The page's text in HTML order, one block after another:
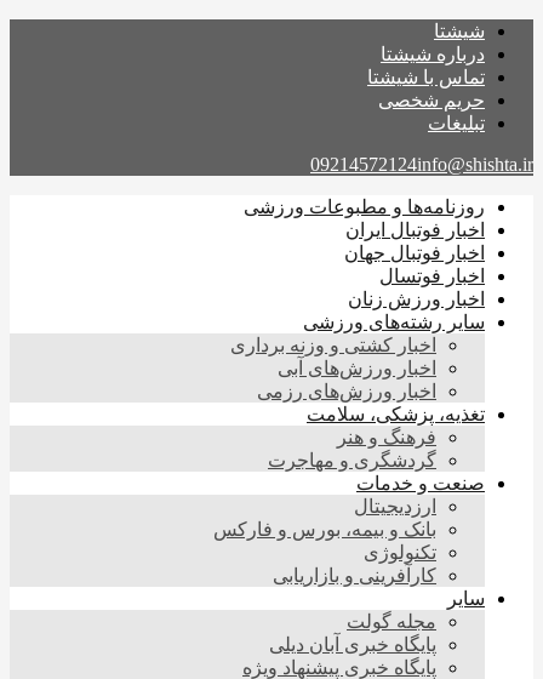
شیشتا
درباره شیشتا
تماس با شیشتا
حریم شخصی
تبلیغات
09214572124info@shishta.ir
روزنامه‌ها و مطبوعات ورزشی
اخبار فوتبال ایران
اخبار فوتبال جهان
اخبار فوتسال
اخبار ورزش زنان
سایر رشته‌های ورزشی
اخبار کشتی و وزنه برداری
اخبار ورزش‌های آبی
اخبار ورزش‌های رزمی
تغذیه، پزشکی، سلامت
فرهنگ و هنر
گردشگری و مهاجرت
صنعت و خدمات
ارزدیجیتال
بانک و بیمه، بورس و فارکس
تکنولوژی
کارآفرینی و بازاریابی
سایر
مجله گولت
پایگاه خبری آبان دیلی
پایگاه خبری پیشنهاد ویژه